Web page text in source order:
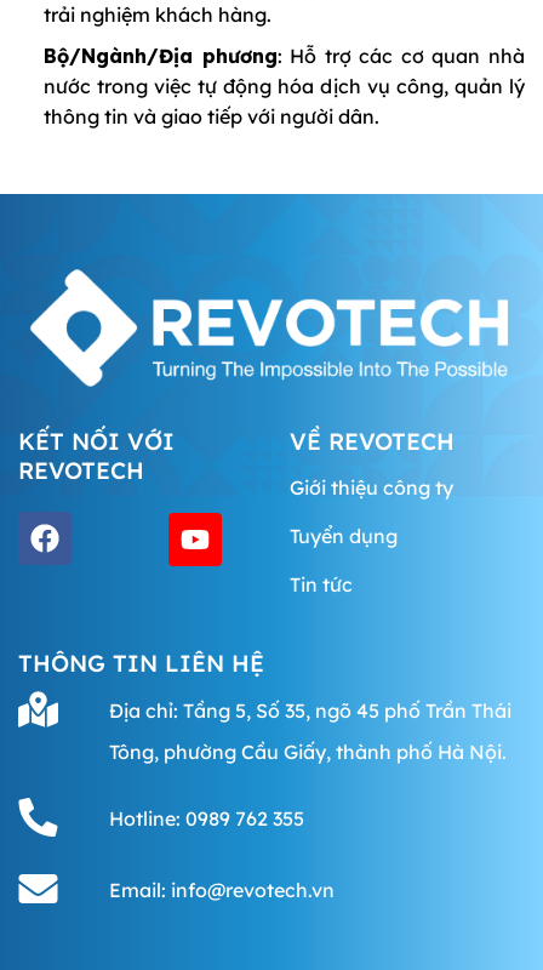
trải nghiệm khách hàng.
Bộ/Ngành/Địa phương: Hỗ trợ các cơ quan nhà
nước trong việc tự động hóa dịch vụ công, quản lý
thông tin và giao tiếp với người dân.
KẾT NỐI VỚI
REVOTECH
VỀ REVOTECH
Giới thiệu công ty
Tuyển dụng
Tin tức
THÔNG TIN LIÊN HỆ
Địa chỉ: Tầng 5, Số 35, ngõ 45 phố Trần Thái
Tông, phường Cầu Giấy, thành phố Hà Nội.
Hotline: 0989 762 355
Email: info@revotech.vn